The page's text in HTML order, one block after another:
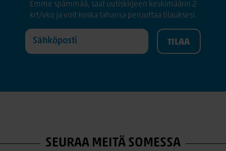
Emme spämmää, saat uutiskirjeen keskimäärin 2
krt/vko ja voit koska tahansa peruuttaa tilauksesi.
SEURAA MEITÄ SOMESSA